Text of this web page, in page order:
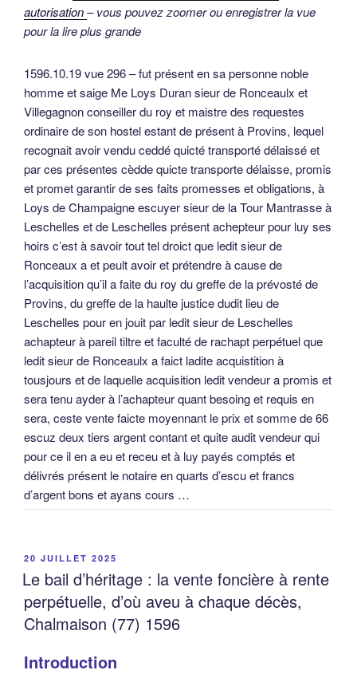
autorisation– vous pouvez zoomer ou enregistrer la vue
pour la lire plus grande
1596.10.19 vue 296 – fut présent en sa personne noble
homme et saige Me Loys Duran sieur de Ronceaulx et
Villegagnon conseiller du roy et maistre des requestes
ordinaire de son hostel estant de présent à Provins, lequel
recognait avoir vendu ceddé quicté transporté délaissé et
par ces présentes cèdde quicte transporte délaisse, promis
et promet garantir de ses faits promesses et obligations, à
Loys de Champaigne escuyer sieur de la Tour Mantrasse à
Leschelles et de Leschelles présent achepteur pour luy ses
hoirs c’est à savoir tout tel droict que ledit sieur de
Ronceaux a et peult avoir et prétendre à cause de
l’acquisition qu’il a faite du roy du greffe de la prévosté de
Provins, du greffe de la haulte justice dudit lieu de
Leschelles pour en jouit par ledit sieur de Leschelles
achapteur à pareil tiltre et faculté de rachapt perpétuel que
ledit sieur de Ronceaulx a faict ladite acquistition à
tousjours et de laquelle acquisition ledit vendeur a promis et
sera tenu ayder à l’achapteur quant besoing et requis en
sera, ceste vente faicte moyennant le prix et somme de 66
escuz deux tiers argent contant et quite audit vendeur qui
pour ce il en a eu et receu et à luy payés comptés et
délivrés présent le notaire en quarts d’escu et francs
d’argent bons et ayans cours …
PUBLIÉ
LE
20 JUILLET 2025
Le bail d’héritage : la vente foncière à rente
perpétuelle, d’où aveu à chaque décès,
Chalmaison (77) 1596
Introduction